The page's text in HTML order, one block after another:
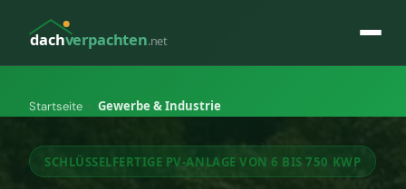
dachverpachten.net
Startseite › Gewerbe & Industrie
SCHLÜSSELFERTIGE PV-ANLAGE VON 6 BIS 750 KWP